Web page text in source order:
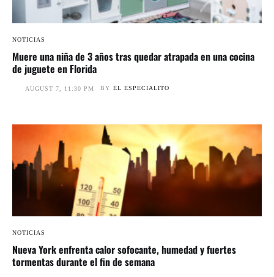
NOTICIAS
Muere una niña de 3 años tras quedar atrapada en una cocina
de juguete en Florida
AUGUST 7, 11:30 PM BY EL ESPECIALITO
NOTICIAS
Nueva York enfrenta calor sofocante, humedad y fuertes
tormentas durante el fin de semana